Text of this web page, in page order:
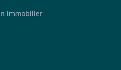
immobilier